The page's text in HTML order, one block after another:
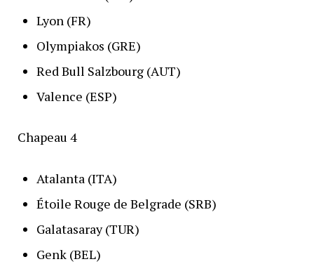
Lyon (FR)
Olympiakos (GRE)
Red Bull Salzbourg (AUT)
Valence (ESP)
Chapeau 4
Atalanta (ITA)
Étoile Rouge de Belgrade (SRB)
Galatasaray (TUR)
Genk (BEL)